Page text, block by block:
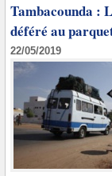
Tambacounda :
déféré au
22/05/2019